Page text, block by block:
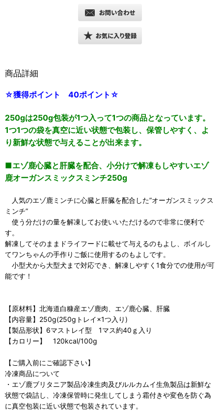
商品詳細
☆獲得ポイント 40ポイント☆
250gは250g包装が1つ入って1つの商品となっています。
1つ1つの袋を真空に近い状態で包装し、保管しやすく、よ
り新鮮な状態で与えることが出来ます。
■エゾ鹿心臓と肝臓を配合、小分けで解凍もしやすいエゾ
鹿オーガンスミックスミンチ250g
人気のエゾ鹿ミンチに心臓と肝臓を配合した”オーガンスミックス
ミンチ”
使う分だけの量を解凍してお使いいただけるので非常に便利で
す。
解凍してそのままドライフードに載せて与えるのもよし、ボイルし
てワンちゃんの手作りご飯に使用するのもよしです。
小型犬から大型犬まで対応でき、解凍しやすく1食分での使用が可
能です！
【原材料】北海道白糠産エゾ鹿肉、エゾ鹿心臓、肝臓
【内容量】250g(250gトレイ×1つ入り)
【製品形状】6マストレイ型 1マス約40ｇ入り
【カロリー】 120kcal/100g
【ご購入前にご確認下さい】
冷凍商品について
・エゾ鹿ブリタニア製品冷凍生肉及びルルカムイ生魚製品は新鮮な
状態で袋詰し、冷凍保管時に発生してしまう霜付きや変色を防ぐ為
に真空包装に近い状態で包装されています。